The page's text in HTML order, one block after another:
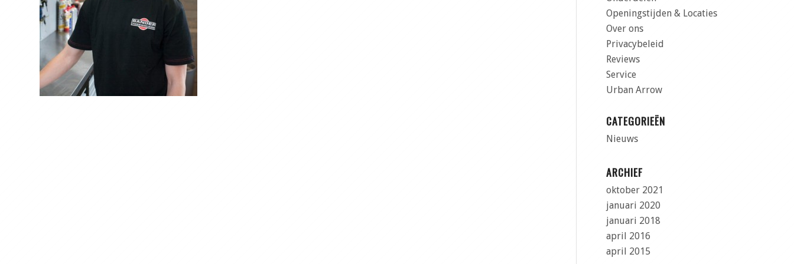
Openingstijden & Locaties
Over ons
Privacybeleid
Reviews
Service
Urban Arrow
CATEGORIEËN
Nieuws
ARCHIEF
oktober 2021
januari 2020
januari 2018
april 2016
april 2015